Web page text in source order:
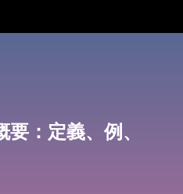
：定義、例、